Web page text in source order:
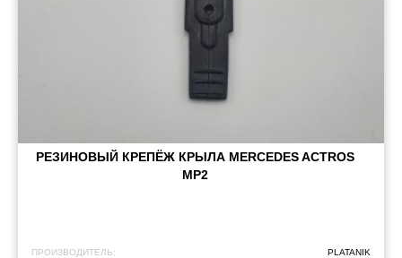
РЕЗИНОВЫЙ КРЕПЁЖ КРЫЛА MERCEDES ACTROS
MP2
ПРОИЗВОДИТЕЛЬ: PLATANIK